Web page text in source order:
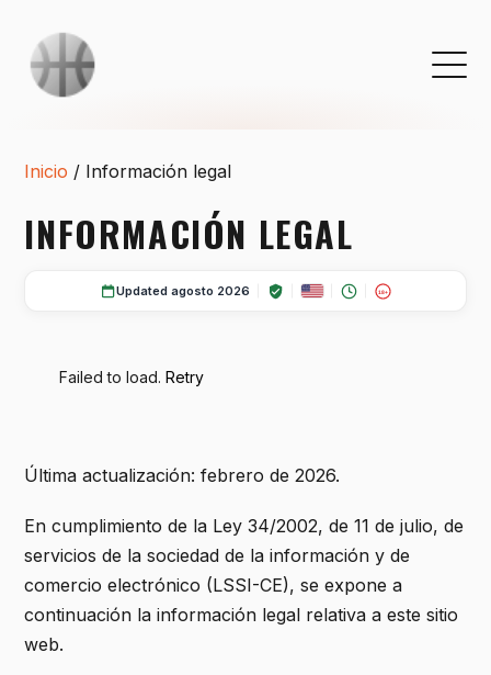
Inicio / Información legal
INFORMACIÓN LEGAL
Updated agosto 2026 18+
Failed to load.Retry
Última actualización: febrero de 2026.
En cumplimiento de la Ley 34/2002, de 11 de julio, de
servicios de la sociedad de la información y de
comercio electrónico (LSSI-CE), se expone a
continuación la información legal relativa a este sitio
web.